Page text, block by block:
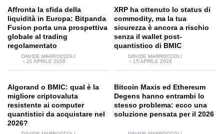
Affronta la sfida della
liquidità in Europa: Bitpanda
Fusion porta una prospettiva
globale al trading
regolamentato
DAVIDE MARROCCOLI
21 APRILE 2026
XRP ha ottenuto lo status di
commodity, ma la tua
sicurezza è ancora a rischio
senza il wallet post-
quantistico di BMIC
DAVIDE MARROCCOLI
15 APRILE 2026
Algorand o BMIC: qual è la
migliore criptovaluta
resistente ai computer
quantistici da acquistare nel
2026?
Bitcoin Maxis ed Ethereum
Degens hanno entrambi lo
stesso problema: ecco una
soluzione pensata per il 2026